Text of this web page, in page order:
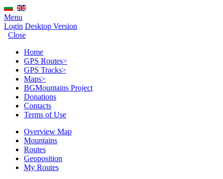
Menu
Login Desktop Version
Close
Home
GPS Routes>
GPS Tracks>
Maps>
BGMountains Project
Donations
Contacts
Terms of Use
Overview Map
Mountains
Routes
Geoposition
My Routes